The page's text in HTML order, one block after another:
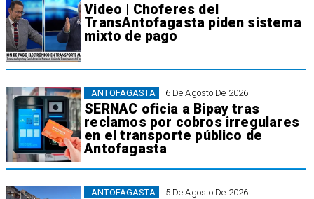
Video | Choferes del
TransAntofagasta piden sistema
mixto de pago
6 De Agosto De 2026
SERNAC oficia a Bipay tras
reclamos por cobros irregulares
en el transporte público de
Antofagasta
ANTOFAGASTA
5 De Agosto De 2026
ANTOFAGASTA